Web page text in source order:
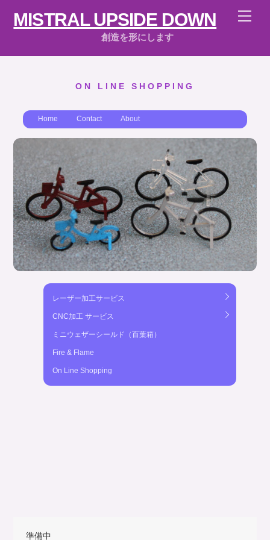
contentMISTRAL UPSIDE DOWN
創造を形にします
ON LINE SHOPPING
Home Contact About
レーザー加工サービス
CNC加工 サービス
ミニウェザーシールド（百葉箱）
Fire & Flame
On Line Shopping
準備中